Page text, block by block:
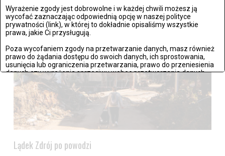
Wyrażenie zgody jest dobrowolne i w każdej chwili możesz ją
wycofać zaznaczając odpowiednią opcję w naszej polityce
prywatności (link), w której to dokładnie opisaliśmy wszystkie
prawa, jakie Ci przysługują.
Poza wycofaniem zgody na przetwarzanie danych, masz również
prawo do żądania dostępu do swoich danych, ich sprostowania,
usunięcia lub ograniczenia przetwarzania, prawo do przeniesienia
danych czy wyrażenia sprzeciwu wobec przetwarzania danych.
Jeżeli nie chcesz wyrazić zgody na przetwarzanie plików cookies,
przejdź do
ustawień zaawansowanych.
Wyrażam zgodę i przechodzę do serwisu
Lądek Zdrój po powodzi